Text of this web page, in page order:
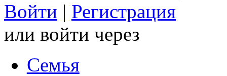
Войти | Регистрация
или войти через
Семья